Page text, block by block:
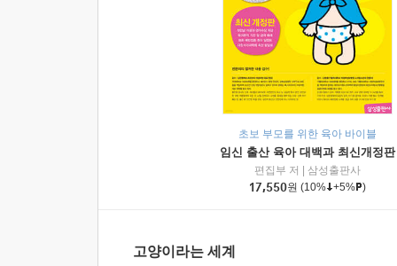
초보 부모를 위한 육아 바이블
임신 출산 육아 대백과 최신개정판
편집부 저
삼성출판사
17,550원 (10% +5% )
고양이라는 세계